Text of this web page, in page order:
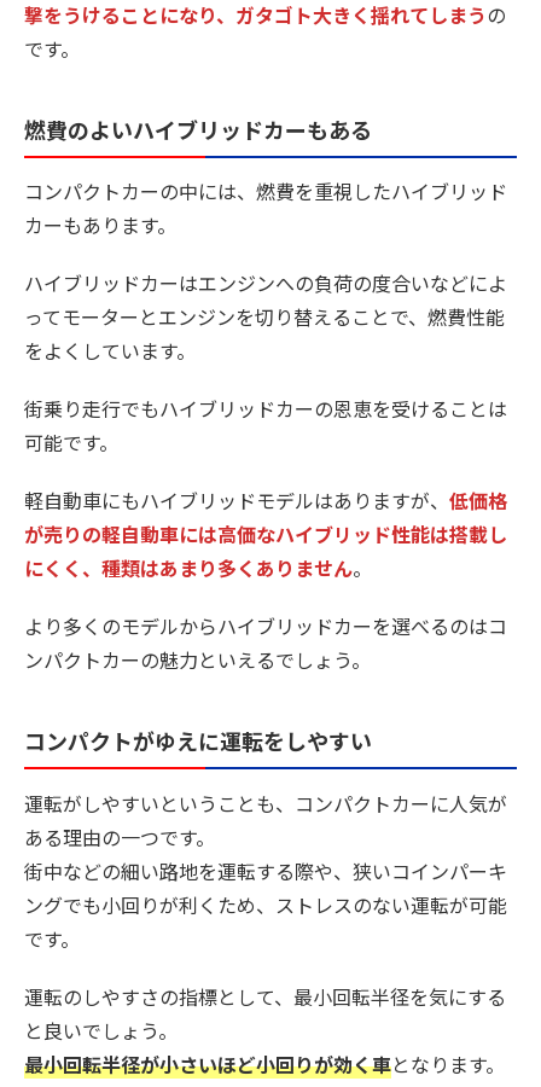
撃をうけることになり、ガタゴト大きく揺れてしまうの
です。
燃費のよいハイブリッドカーもある
コンパクトカーの中には、燃費を重視したハイブリッド
カーもあります。
ハイブリッドカーはエンジンへの負荷の度合いなどによ
ってモーターとエンジンを切り替えることで、燃費性能
をよくしています。
街乗り走行でもハイブリッドカーの恩恵を受けることは
可能です。
軽自動車にもハイブリッドモデルはありますが、 低価格
が売りの軽自動車には高価なハイブリッド性能は搭載し
にくく、種類はあまり多くありません。
より多くのモデルからハイブリッドカーを選べるのはコ
ンパクトカーの魅力といえるでしょう。
コンパクトがゆえに運転をしやすい
運転がしやすいということも、コンパクトカーに人気が
ある理由の一つです。
街中などの細い路地を運転する際や、狭いコインパーキ
ングでも小回りが利くため、ストレスのない運転が可能
です。
運転のしやすさの指標として、最小回転半径を気にする
と良いでしょう。
最小回転半径が小さいほど小回りが効く車となります。